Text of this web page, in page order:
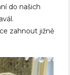
do našich
zahnout jižně